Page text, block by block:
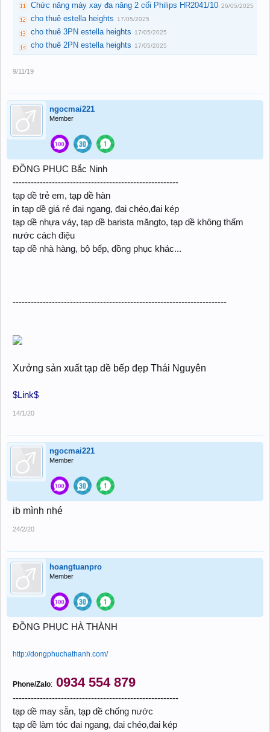
Chức năng máy xay đa năng 2 cối Philips HR2041/10 26/05/2025
cho thuê estella heights 17/05/2025
cho thuê 3PN estella heights 17/05/2025
cho thuê 2PN estella heights 17/05/2025
9/11/19
ngocmai221
Member
ĐỒNG PHỤC Bắc Ninh
-------------------------------------------------------
tạp dề trẻ em, tạp dề hàn
in tạp dề giá rẻ đai ngang, đai chéo,đai kép
tạp dề nhựa váy, tạp dề barista măngto, tạp dề không thấm
nước cách điệu
tạp dề nhà hàng, bộ bếp, đồng phục khác...
-----------------------------------------------------------------------
Xưởng sản xuất tạp dề bếp đẹp Thái Nguyên
$Link$
14/1/20
ngocmai221
Member
ib mình nhé
24/2/20
hoangtuanpro
Member
ĐỒNG PHỤC HÀ THÀNH
http://dongphuchathanh.com/
Phone/Zalo: 0934 554 879
-------------------------------------------------------
tạp dề may sẵn, tạp dề chống nước
tạp dề làm tóc đai ngang, đai chéo,đai kép